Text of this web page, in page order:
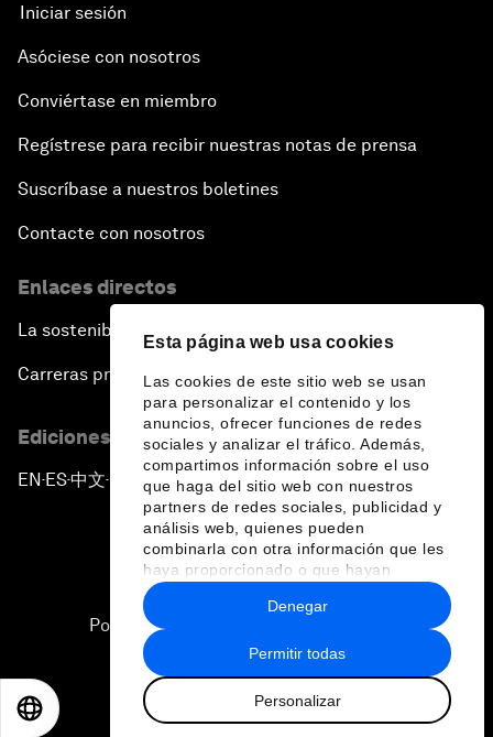
Esta página web usa cookies
Las cookies de este sitio web se usan
para personalizar el contenido y los
anuncios, ofrecer funciones de redes
sociales y analizar el tráfico. Además,
compartimos información sobre el uso
que haga del sitio web con nuestros
partners de redes sociales, publicidad y
análisis web, quienes pueden
combinarla con otra información que les
haya proporcionado o que hayan
recopilado a partir del uso que haya
hecho de sus servicios.
Permitir todas
Personalizar
Denegar
Iniciar sesión
Asóciese con nosotros
Conviértase en miembro
Regístrese para recibir nuestras notas de prensa
Suscríbase a nuestros boletines
Contacte con nosotros
Enlaces directos
La sostenibilidad en el Foro
Carreras profesionales
Ediciones en otros idiomas
EN ▪ES▪中文▪ 日本語
Política de privacidad y normas de uso
Sitemap
2026 Foro Económico Mundial